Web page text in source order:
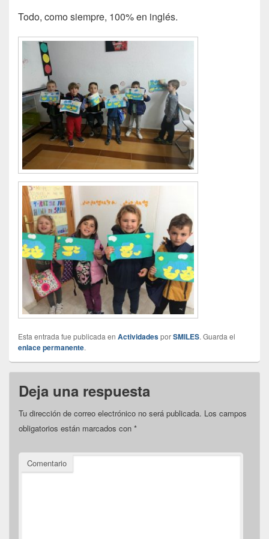
Todo, como siempre, 100% en inglés.
Esta entrada fue publicada en ActividadesporSMILES. Guarda el
enlace permanente.
Deja una respuesta
Tu dirección de correo electrónico no será publicada. Los campos
obligatorios están marcados con *
Comentario